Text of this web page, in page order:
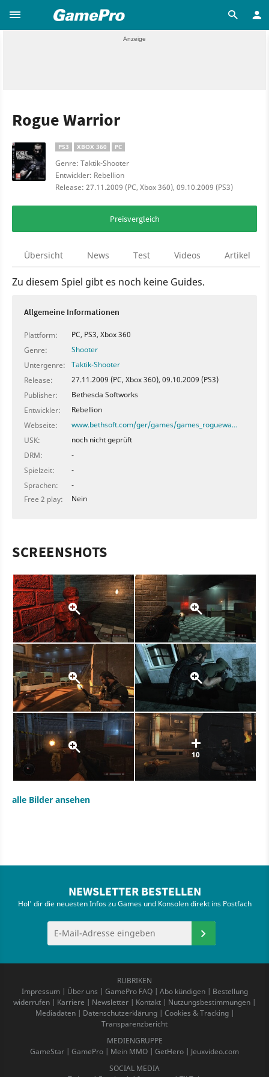
Rogue Warrior
PS3 XBOX 360 PC
Genre: Taktik-Shooter
Entwickler: Rebellion
Release: 27.11.2009 (PC, Xbox 360), 09.10.2009 (PS3)
Preisvergleich
Übersicht News Test Videos Artikel
Zu diesem Spiel gibt es noch keine Guides.
Allgemeine Informationen
Plattform:
PC, PS3, Xbox 360
Genre:
Shooter
Untergenre:
Taktik-Shooter
Release:
27.11.2009 (PC, Xbox 360), 09.10.2009 (PS3)
Publisher:
Bethesda Softworks
Entwickler:
Rebellion
Webseite:
www.bethsoft.com/ger/games/games_roguewa…
USK:
noch nicht geprüft
DRM:
-
Spielzeit:
-
Sprachen:
-
Free 2 play:
Nein
SCREENSHOTS
10
alle Bilder ansehen
NEWSLETTER BESTELLEN
Hol' dir die neuesten Infos zu Games und Konsolen direkt ins Postfach
RUBRIKEN
Impressum| Über uns | GamePro FAQ| Abo kündigen| Bestellung
widerrufen | Karriere | Newsletter | Kontakt | Nutzungsbestimmungen |
Mediadaten| Datenschutzerklärung| Cookies & Tracking|
Transparenzbericht
MEDIENGRUPPE
GameStar | GamePro | Mein MMO | GetHero | Jeuxvideo.com
SOCIAL MEDIA